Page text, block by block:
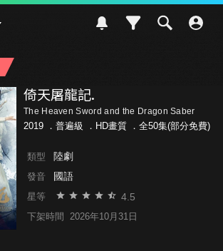
倚天屠龍記.
The Heaven Sword and the Dragon Saber
2019 ． 普遍級 ．HD畫質 ．全50集(部分免費)
類型 陸劇
發音 國語
星等 4.5
下架時間 2026年10月31日